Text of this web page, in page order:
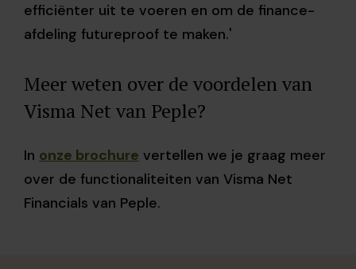
efficiënter uit te voeren en om de finance-
afdeling futureproof te maken.'
Meer weten over de voordelen van
Visma Net van Peple?
In onze brochure vertellen we je graag meer
over de functionaliteiten van Visma Net
Financials van Peple.